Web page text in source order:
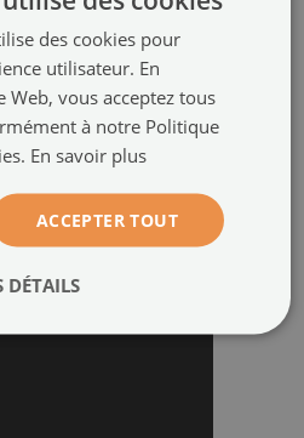
des cookies pour
utilisateur. En
vous acceptez tous
à notre Politique
En savoir plus
ACCEPTER TOUT
DÉTAILS